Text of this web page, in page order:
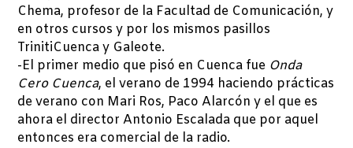
Chema, profesor de la Facultad de Comunicación, y
en otros cursos y por los mismos pasillos
TrinitiCuenca y Galeote.
-El primer medio que pisó en Cuenca fue Onda
Cero Cuenca, el verano de 1994 haciendo prácticas
de verano con Mari Ros, Paco Alarcón y el que es
ahora el director Antonio Escalada que por aquel
entonces era comercial de la radio.